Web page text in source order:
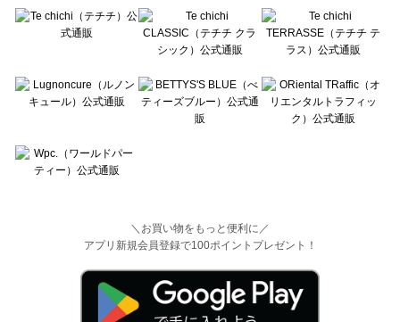
＼お買い物をもっと便利に／
アプリ新規会員登録で100ポイントプレゼント！